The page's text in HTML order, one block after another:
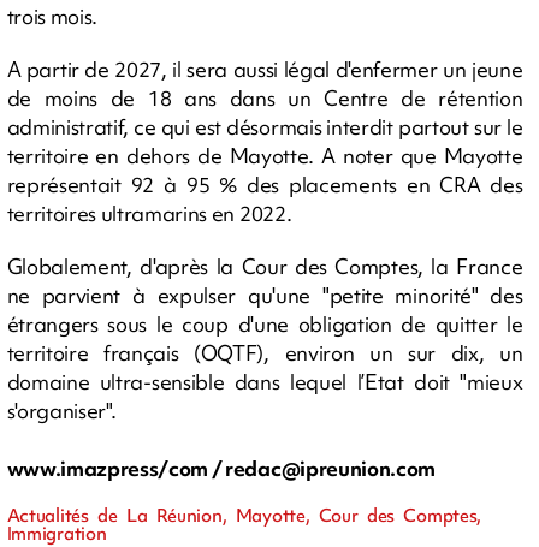
trois mois.
A partir de 2027, il sera aussi légal d'enfermer un jeune
de moins de 18 ans dans un Centre de rétention
administratif, ce qui est désormais interdit partout sur le
territoire en dehors de Mayotte. A noter que Mayotte
représentait 92 à 95 % des placements en CRA des
territoires ultramarins en 2022.
Globalement, d'après la Cour des Comptes, la France
ne parvient à expulser qu'une "petite minorité" des
étrangers sous le coup d'une obligation de quitter le
territoire français (OQTF), environ un sur dix, un
domaine ultra-sensible dans lequel l’Etat doit "mieux
s'organiser".
www.imazpress/com /redac@ipreunion.com
Actualités de La Réunion, Mayotte, Cour des Comptes,
Immigration